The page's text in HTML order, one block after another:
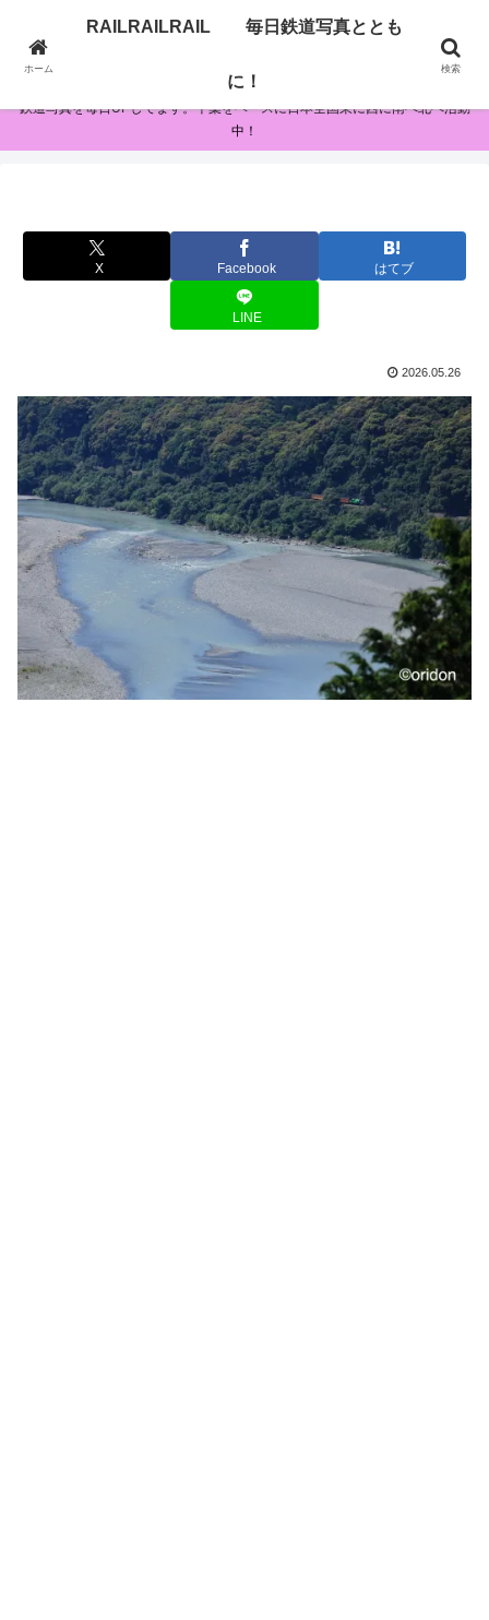
RAILRAILRAIL 毎日鉄道写真とともに！
鉄道写真を毎日UPしてます。千葉をベースに日本全国東に西に南へ北へ活動
中！
X Facebook はてブ
LINE
2026.05.26
ホーム
RAILRAILRAIL 毎日鉄道写真ととも
に！
検索